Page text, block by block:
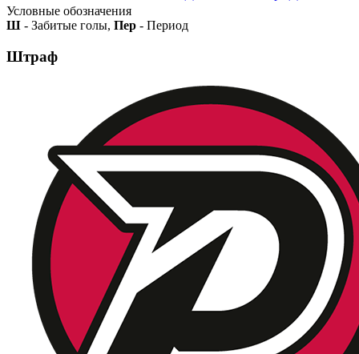
Условные обозначения
Ш - Забитые голы, Пер - Период
Штраф